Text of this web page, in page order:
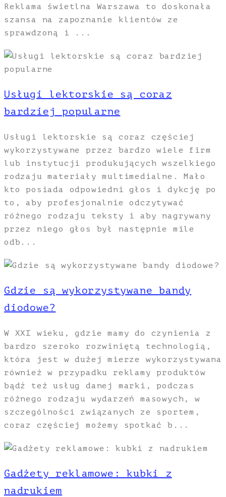
Reklama świetlna Warszawa to doskonała
szansa na zapoznanie klientów ze
sprawdzoną i ...
Usługi lektorskie są coraz
bardziej popularne
Usługi lektorskie są coraz częściej
wykorzystywane przez bardzo wiele firm
lub instytucji produkujących wszelkiego
rodzaju materiały multimedialne. Mało
kto posiada odpowiedni głos i dykcję po
to, aby profesjonalnie odczytywać
różnego rodzaju teksty i aby nagrywany
przez niego głos był następnie mile
odb...
Gdzie są wykorzystywane bandy
diodowe?
W XXI wieku, gdzie mamy do czynienia z
bardzo szeroko rozwiniętą technologią,
która jest w dużej mierze wykorzystywana
również w przypadku reklamy produktów
bądź też usług danej marki, podczas
różnego rodzaju wydarzeń masowych, w
szczególności związanych ze sportem,
coraz częściej możemy spotkać b...
Gadżety reklamowe: kubki z
nadrukiem